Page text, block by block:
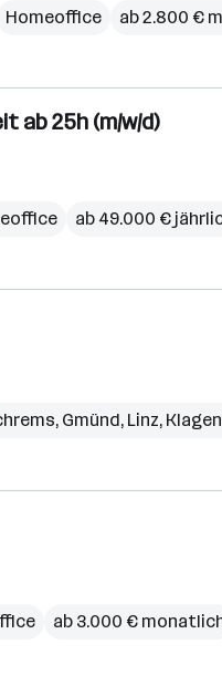
Homeoffice ab 2.800 €
ab 25h (m/w/d)
ab 49.000 €
, Gmünd, Linz,
ab 3.000 €